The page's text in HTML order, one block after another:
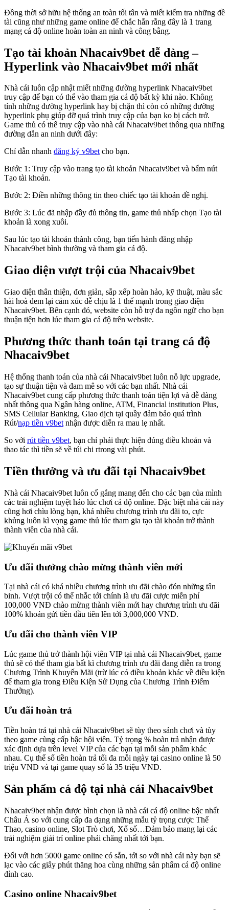
Đồng thời sở hữu hệ thống an toàn tối tân và miết kiểm tra những đề
tài cũng như những game online để chắc hẳn rằng đây là 1 trang
mạng cá độ online hoàn toàn an ninh và công bằng.
Tạo tài khoản Nhacaiv9bet dễ dàng –
Hyperlink vào Nhacaiv9bet mới nhất
Nhà cái luôn cập nhật miết những đường hyperlink Nhacaiv9bet
truy cập để bạn có thể vào tham gia cá độ bất kỳ khi nào. Không
tính những đường hyperlink hay bị chặn thì còn có những đường
hyperlink phụ giúp đỡ quá trình truy cập của bạn ko bị cách trở.
Game thủ có thể truy cập vào nhà cái Nhacaiv9bet thông qua những
đường dẫn an ninh dưới đây:
Chỉ dẫn nhanh đăng ký v9betcho bạn.
Bước 1: Truy cập vào trang tạo tài khoản Nhacaiv9bet và bấm nút
Tạo tài khoản.
Bước 2: Điền những thông tin theo chiếc tạo tài khoản đề nghị.
Bước 3: Lúc đã nhập đầy đủ thông tin, game thủ nhấp chọn Tạo tài
khoản là xong xuôi.
Sau lúc tạo tài khoản thành công, bạn tiến hành đăng nhập
Nhacaiv9bet bình thường và tham gia cá độ.
Giao diện vượt trội của Nhacaiv9bet
Giao diện thân thiện, đơn giản, sắp xếp hoàn hảo, kỹ thuật, màu sắc
hài hoà đem lại cảm xúc dễ chịu là 1 thế mạnh trong giao diện
Nhacaiv9bet. Bên cạnh đó, website còn hỗ trợ đa ngôn ngữ cho bạn
thuận tiện hơn lúc tham gia cá độ trên website.
Phương thức thanh toán tại trang cá độ
Nhacaiv9bet
Hệ thống thanh toán của nhà cái Nhacaiv9bet luôn nỗ lực upgrade,
tạo sự thuận tiện và đam mê so với các bạn nhất. Nhà cái
Nhacaiv9bet cung cấp phương thức thanh toán tiện lợi và dễ dàng
nhất thông qua Ngân hàng online, ATM, Financial institution Plus,
SMS Cellular Banking, Giao dịch tại quầy đảm bảo quá trình
Rút/nạp tiền v9bet nhận được diễn ra mau lẹ nhất.
So với rút tiền v9bet, bạn chỉ phải thực hiện đúng điều khoản và
thao tác thì tiền sẽ về túi chi rtrong vài phút.
Tiền thưởng và ưu đãi tại Nhacaiv9bet
Nhà cái Nhacaiv9bet luôn cố gắng mang đến cho các bạn của mình
các trải nghiệm tuyệt hảo lúc chơi cá độ online. Đặc biệt nhà cái này
cũng hơi chìu lòng bạn, khá nhiều chương trình ưu đãi to, cực
khủng luôn kì vọng game thủ lúc tham gia tạo tài khoản trở thành
thành viên của nhà cái.
Ưu đãi thưởng chào mừng thành viên mới
Tại nhà cái có khá nhiều chương trình ưu đãi chào đón những tân
binh. Vượt trội có thể nhắc tới chính là ưu đãi cược miễn phí
100,000 VNĐ chào mừng thành viên mới hay chương trình ưu đãi
100% khoản gửi tiền đầu tiên lên tới 3,000,000 VND.
Ưu đãi cho thành viên VIP
Lúc game thủ trở thành hội viên VIP tại nhà cái Nhacaiv9bet, game
thủ sẽ có thể tham gia bất kì chương trình ưu đãi đang diễn ra trong
Chương Trình Khuyến Mãi (trừ lúc có điều khoản khác về điều kiện
để tham gia trong Điều Kiện Sử Dụng của Chương Trình Điểm
Thưởng).
Ưu đãi hoàn trả
Tiền hoàn trả tại nhà cái Nhacaiv9bet sẽ tùy theo sảnh chơi và tùy
theo game cùng cấp bậc hội viên. Tỷ trọng % hoàn trả nhận được
xác định dựa trên level VIP của các bạn tại mỗi sản phẩm khác
nhau. Cụ thể số tiền hoàn trả tối đa mỗi ngày tại casino online là 50
triệu VND và tại game quay số là 35 triệu VND.
Sản phẩm cá độ tại nhà cái Nhacaiv9bet
Nhacaiv9bet nhận được bình chọn là nhà cái cá độ online bậc nhất
Châu Á so với cung cấp đa dạng những mẫu tỷ trọng cược Thể
Thao, casino online, Slot Trò chơi, Xổ số…Đảm bảo mang lại các
trải nghiệm giải trí online phải chăng nhất tới bạn.
Đối với hơn 5000 game online có sẵn, tới so với nhà cái này bạn sẽ
lạc vào các giây phút thăng hoa cùng những sản phẩm cá độ online
đỉnh cao.
Casino online Nhacaiv9bet